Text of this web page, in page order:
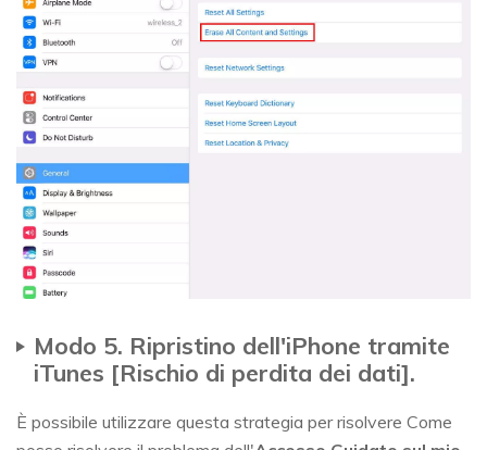
Modo 5. Ripristino dell'iPhone tramite
iTunes [Rischio di perdita dei dati].
È possibile utilizzare questa strategia per risolvere Come